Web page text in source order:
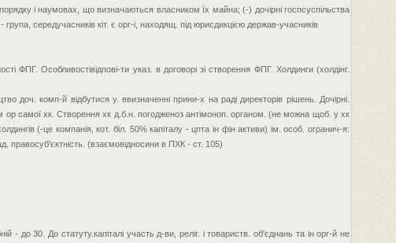
і наумовах, що визначаються власником їх майна; (-) дочірні госпсуспільства
середучасників кіт. є орг-і, находящ. під юрисдикцією держав-учасників
ФПГ. Особливостівідпові-ти указ. в договорі зі створення ФПГ. Холдинги (холдінг.
доч. комп-й відбутися у. ввизначенні прини-х на раді директорів рішень. Дочірні.
самої хк. Створення хк д.б.н. погодженоз антімоноп. органом. (не можна щоб. у хк
(-це компанія, кот. біл. 50% капіталу - цпта ін фін активи) ім. особ. огранич-я:
правосуб'єктність. (взаємовідносини в ПХК - ст. 105)
- до 30. До статуту.капіталі участь д-ви, реліг. і товариств. об'єднань та ін орг-й не